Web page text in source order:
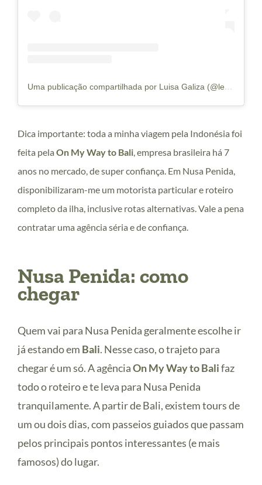
Uma publicação compartilhada por Luisa Galiza (@levenaviagem)
Dica importante: toda a minha viagem pela Indonésia foi
feita pela On My Way to Bali , empresa brasileira há 7
anos no mercado, de super confiança. Em Nusa Penida,
disponibilizaram-me um motorista particular e roteiro
completo da ilha, inclusive rotas alternativas. Vale a pena
contratar uma agência séria e de confiança.
Nusa Penida: como
chegar
Quem vai para Nusa Penida geralmente escolhe ir
já estando em Bali. Nesse caso, o trajeto para
chegar é um só. A agênciaOn My Way to Balifaz
todo o roteiro e te leva para Nusa Penida
tranquilamente. A partir de Bali, existem tours de
um ou dois dias, com passeios guiados que passam
pelos principais pontos interessantes (e mais
famosos) do lugar.